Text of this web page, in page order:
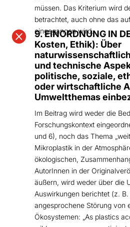
müssen. Das Kriterium wird
betrachtet, auch ohne das
eingegangen wird.

9. EINORDNUNG IN
Kosten, Ethik): Über
und technische
politische, soziale,
oder wirtschaftliche
Umweltthemas
Im Beitrag wird weder die
Forschungskontext
und 6), noch das Thema
Mikroplastik in der
ökologischen,
AutorInnen in der
äußern, wird weder über die
Auswirkungen berichtet (z.
angesprochene Störung von
Ökosystemen: „As plastics